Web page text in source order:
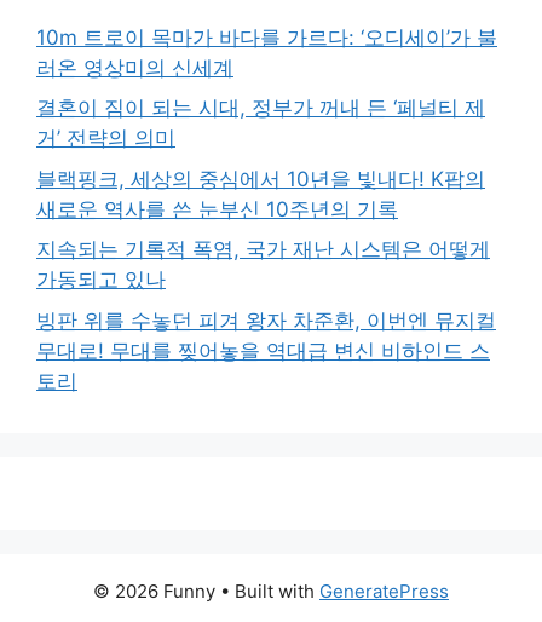
10m 트로이 목마가 바다를 가르다: ‘오디세이’가 불
러온 영상미의 신세계
결혼이 짐이 되는 시대, 정부가 꺼내 든 ‘페널티 제
거’ 전략의 의미
블랙핑크, 세상의 중심에서 10년을 빛내다! K팝의
새로운 역사를 쓴 눈부신 10주년의 기록
지속되는 기록적 폭염, 국가 재난 시스템은 어떻게
가동되고 있나
빙판 위를 수놓던 피겨 왕자 차준환, 이번엔 뮤지컬
무대로! 무대를 찢어놓을 역대급 변신 비하인드 스
토리
© 2026 Funny • Built with GeneratePress